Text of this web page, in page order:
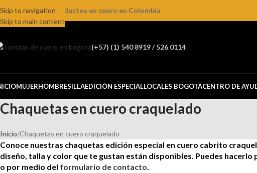
Skip to navigation
Skip to main content
online de productos en cuero en Colombia
(+57) (1) 540 8919 / 526 0114
MUJERHOMBRESILLAEDICIÓN ESPECIALLOCALES BOGOTÁCENTRO DE
Chaquetas en cuero craquelado
Inicio Chaquetas en cuero craquelado
Conoce nuestras chaquetas edición especial en cuero cabrito
diseño, talla y color que te gustan están disponibles. Puedes hacerlo
o por medio del formulario de contacto.